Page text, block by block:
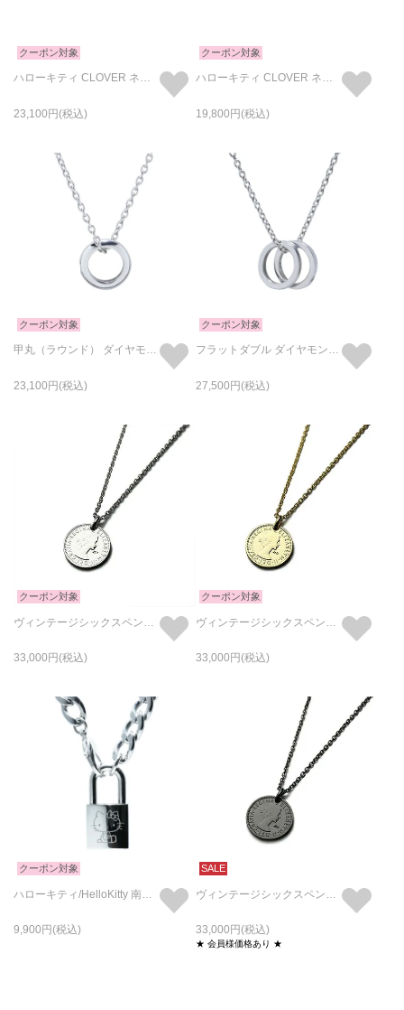
クーポン対象
ハローキティ CLOVER ネックレス ピンクゴールド
23,100
クーポン対象
ハローキティ CLOVER ネックレス シルバー
19,800
クーポン対象
甲丸（ラウンド） ダイヤモンド ベビーリング ネックレス -シルバー
23,100
クーポン対象
フラットダブル ダイヤモンド ベビーリング ネックレス -シルバー
27,500
クーポン対象
33,000
クーポン対象
33,000
クーポン対象
9,900
SALE
33,000
★ 会員様価格あり ★